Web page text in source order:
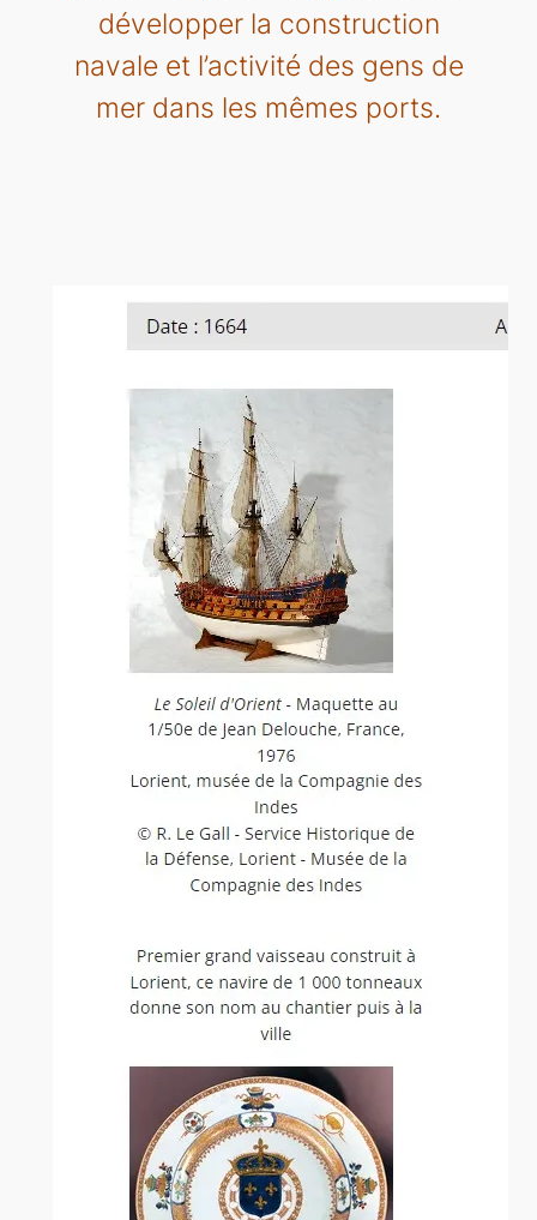
développer la construction
navale et l’activité des gens de
mer dans les mêmes ports.